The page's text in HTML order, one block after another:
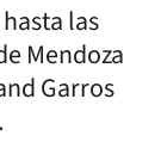
las
Mendoza
Garros